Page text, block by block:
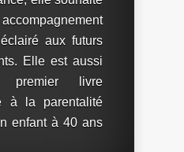
aux futurs
Elle est aussi
premier livre
à la parentalité
enfant à 40 ans